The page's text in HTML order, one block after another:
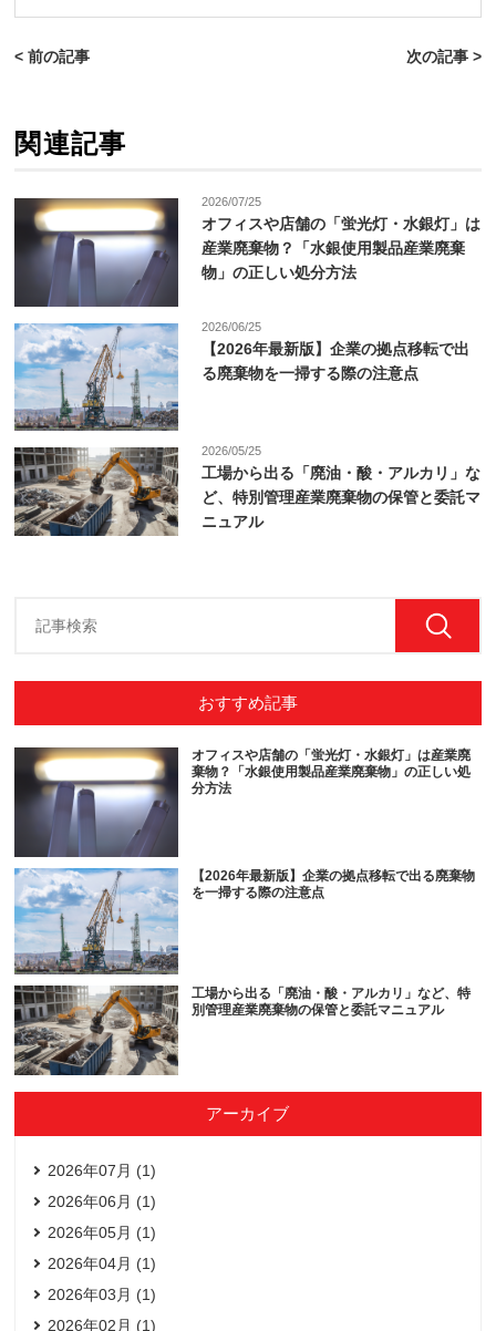
< 前の記事 次の記事 >
関連記事
2026/07/25
オフィスや店舗の「蛍光灯・水銀灯」は
産業廃棄物？「水銀使用製品産業廃棄
物」の正しい処分方法
2026/06/25
【2026年最新版】企業の拠点移転で出
る廃棄物を一掃する際の注意点
2026/05/25
工場から出る「廃油・酸・アルカリ」な
ど、特別管理産業廃棄物の保管と委託マ
ニュアル
おすすめ記事
オフィスや店舗の「蛍光灯・水銀灯」は産業廃
棄物？「水銀使用製品産業廃棄物」の正しい処
分方法
【2026年最新版】企業の拠点移転で出る廃棄物
を一掃する際の注意点
工場から出る「廃油・酸・アルカリ」など、特
別管理産業廃棄物の保管と委託マニュアル
アーカイブ
2026年07月 (1)
2026年06月 (1)
2026年05月 (1)
2026年04月 (1)
2026年03月 (1)
2026年02月 (1)